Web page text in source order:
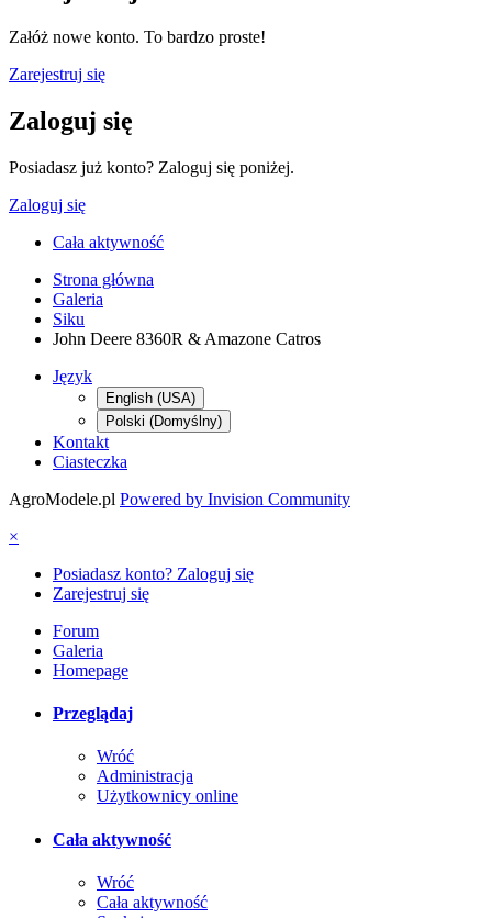
Załóż nowe konto. To bardzo proste!
Zarejestruj się
Zaloguj się
Posiadasz już konto? Zaloguj się poniżej.
Zaloguj się
Cała aktywność
Strona główna
Galeria
Siku
John Deere 8360R & Amazone Catros
Język
English (USA)
Polski (Domyślny)
Kontakt
Ciasteczka
AgroModele.pl Powered by Invision Community
×
Posiadasz konto? Zaloguj się
Zarejestruj się
Forum
Galeria
Homepage
Przeglądaj
Wróć
Administracja
Użytkownicy online
Cała aktywność
Wróć
Cała aktywność